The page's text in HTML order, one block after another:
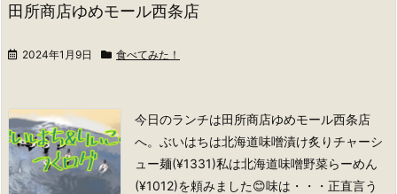
田所商店ゆめモール西条店
2024年1月9日 食べてみた！
今日のランチは田所商店ゆめモール西条店
へ。 ぶいはちは北海道味噌漬け炙りチャーシ
ュー麺(¥1331)私は北海道味噌野菜らーめん
(¥1012)を頼みました😊味は・・・正直言う